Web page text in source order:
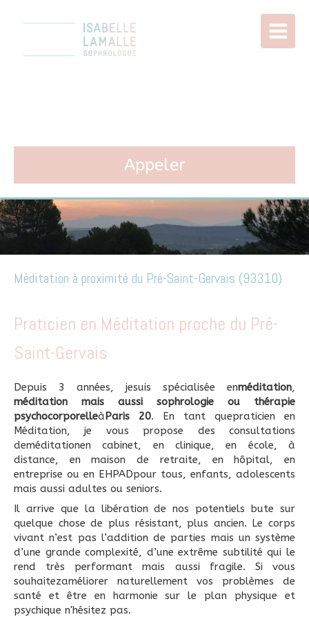
Appeler
Méditation à proximité du Pré-Saint-Gervais (93310)
Praticien en Méditation proche du Pré-
Saint-Gervais
Depuis 3 années, jesuis spécialisée enméditation,
méditation mais aussi sophrologie ou thérapie
psychocorporelleàParis 20. En tant quepraticien en
Méditation, je vous propose des consultations
deméditationen cabinet, en clinique, en école, à
distance, en maison de retraite, en hôpital, en
entreprise ou en EHPADpour tous, enfants, adolescents
mais aussi adultes ou seniors.
Il arrive que la libération de nos potentiels bute sur
quelque chose de plus résistant, plus ancien. Le corps
vivant n’est pas l’addition de parties mais un système
d’une grande complexité, d’une extrême subtilité qui le
rend très performant mais aussi fragile. Si vous
souhaitezaméliorer naturellement vos problèmes de
santé et être en harmonie sur le plan physique et
psychique n'hésitez pas.